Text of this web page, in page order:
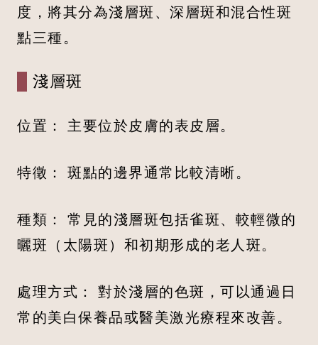
度，將其分為淺層斑、深層斑和混合性斑
點三種。
淺層斑
位置： 主要位於皮膚的表皮層。
特徵： 斑點的邊界通常比較清晰。
種類： 常見的淺層斑包括雀斑、較輕微的
曬斑（太陽斑）和初期形成的老人斑。
處理方式： 對於淺層的色斑，可以通過日
常的美白保養品或醫美激光療程來改善。